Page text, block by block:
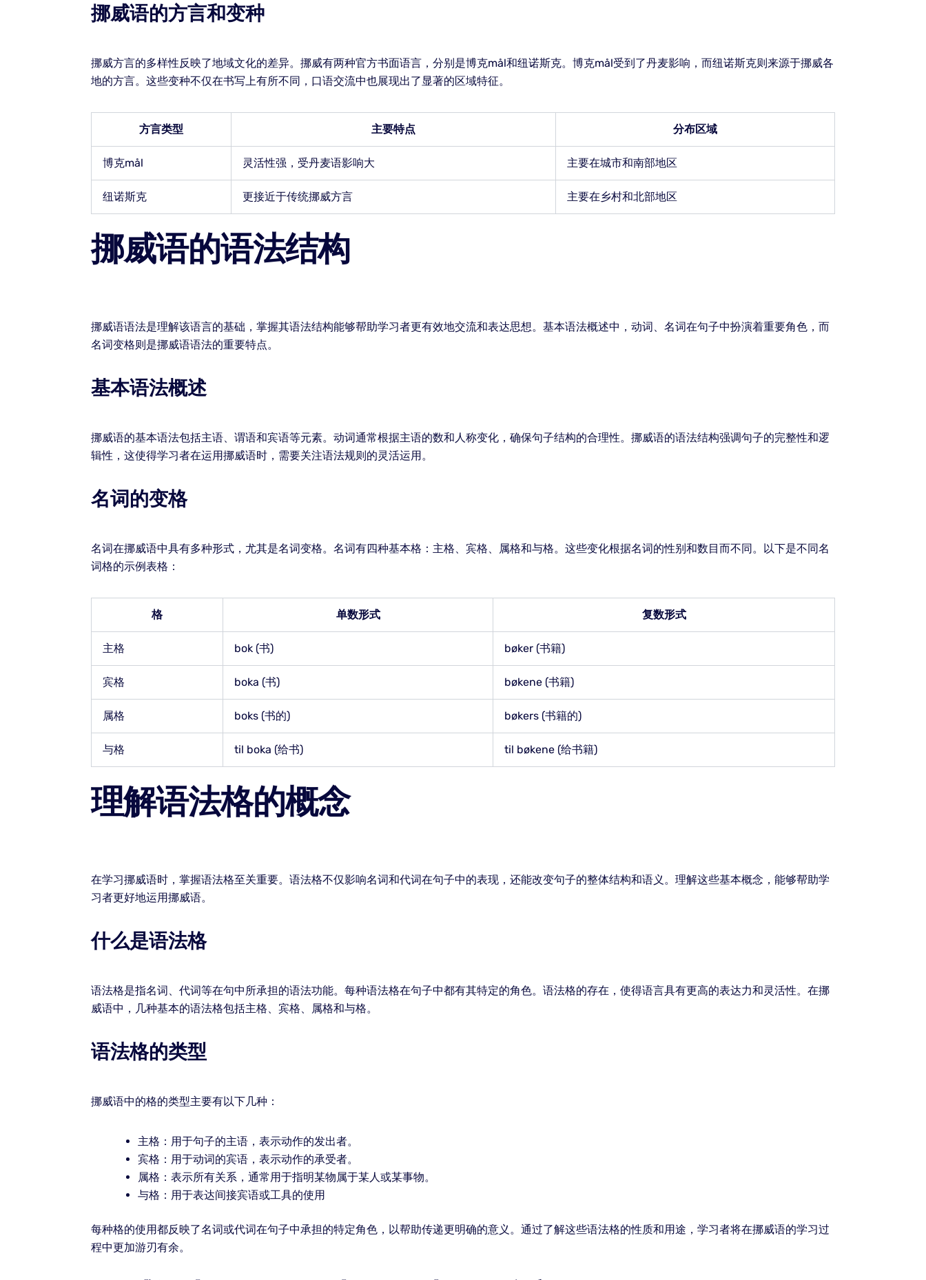
挪威语的方言和变种
挪威方言的多样性反映了地域文化的差异。挪威有两种官方书面语言，分别是博克mål和纽诺斯克。博克mål受到了丹麦影响，而纽诺斯克则来源于挪威各
地的方言。这些变种不仅在书写上有所不同，口语交流中也展现出了显著的区域特征。
方言类型 主要特点 分布区域
博克mål 灵活性强，受丹麦语影响大 主要在城市和南部地区
纽诺斯克 更接近于传统挪威方言 主要在乡村和北部地区
挪威语的语法结构
挪威语语法是理解该语言的基础，掌握其语法结构能够帮助学习者更有效地交流和表达思想。基本语法概述中，动词、名词在句子中扮演着重要角色，而
名词变格则是挪威语语法的重要特点。
基本语法概述
挪威语的基本语法包括主语、谓语和宾语等元素。动词通常根据主语的数和人称变化，确保句子结构的合理性。挪威语的语法结构强调句子的完整性和逻
辑性，这使得学习者在运用挪威语时，需要关注语法规则的灵活运用。
名词的变格
名词在挪威语中具有多种形式，尤其是名词变格。名词有四种基本格：主格、宾格、属格和与格。这些变化根据名词的性别和数目而不同。以下是不同名
词格的示例表格：
格 单数形式 复数形式
主格 bok (书) bøker (书籍)
宾格 boka (书) bøkene (书籍)
属格 boks (书的) bøkers (书籍的)
与格 til boka (给书) til bøkene (给书籍)
理解语法格的概念
在学习挪威语时，掌握语法格至关重要。语法格不仅影响名词和代词在句子中的表现，还能改变句子的整体结构和语义。理解这些基本概念，能够帮助学
习者更好地运用挪威语。
什么是语法格
语法格是指名词、代词等在句中所承担的语法功能。每种语法格在句子中都有其特定的角色。语法格的存在，使得语言具有更高的表达力和灵活性。在挪
威语中，几种基本的语法格包括主格、宾格、属格和与格。
语法格的类型
挪威语中的格的类型主要有以下几种：
主格：用于句子的主语，表示动作的发出者。
宾格：用于动词的宾语，表示动作的承受者。
属格：表示所有关系，通常用于指明某物属于某人或某事物。
与格：用于表达间接宾语或工具的使用
每种格的使用都反映了名词或代词在句子中承担的特定角色，以帮助传递更明确的意义。通过了解这些语法格的性质和用途，学习者将在挪威语的学习过
程中更加游刃有余。